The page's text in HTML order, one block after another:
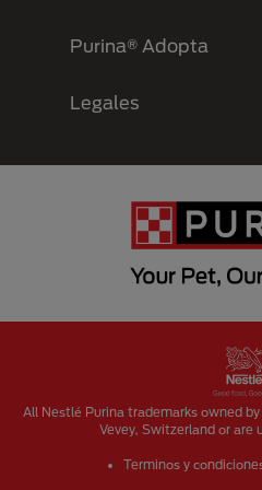
Purina® Adopta
Legales
All Nestlé Purina trademarks owned
Vevey, Switzerland or are
Terminos y